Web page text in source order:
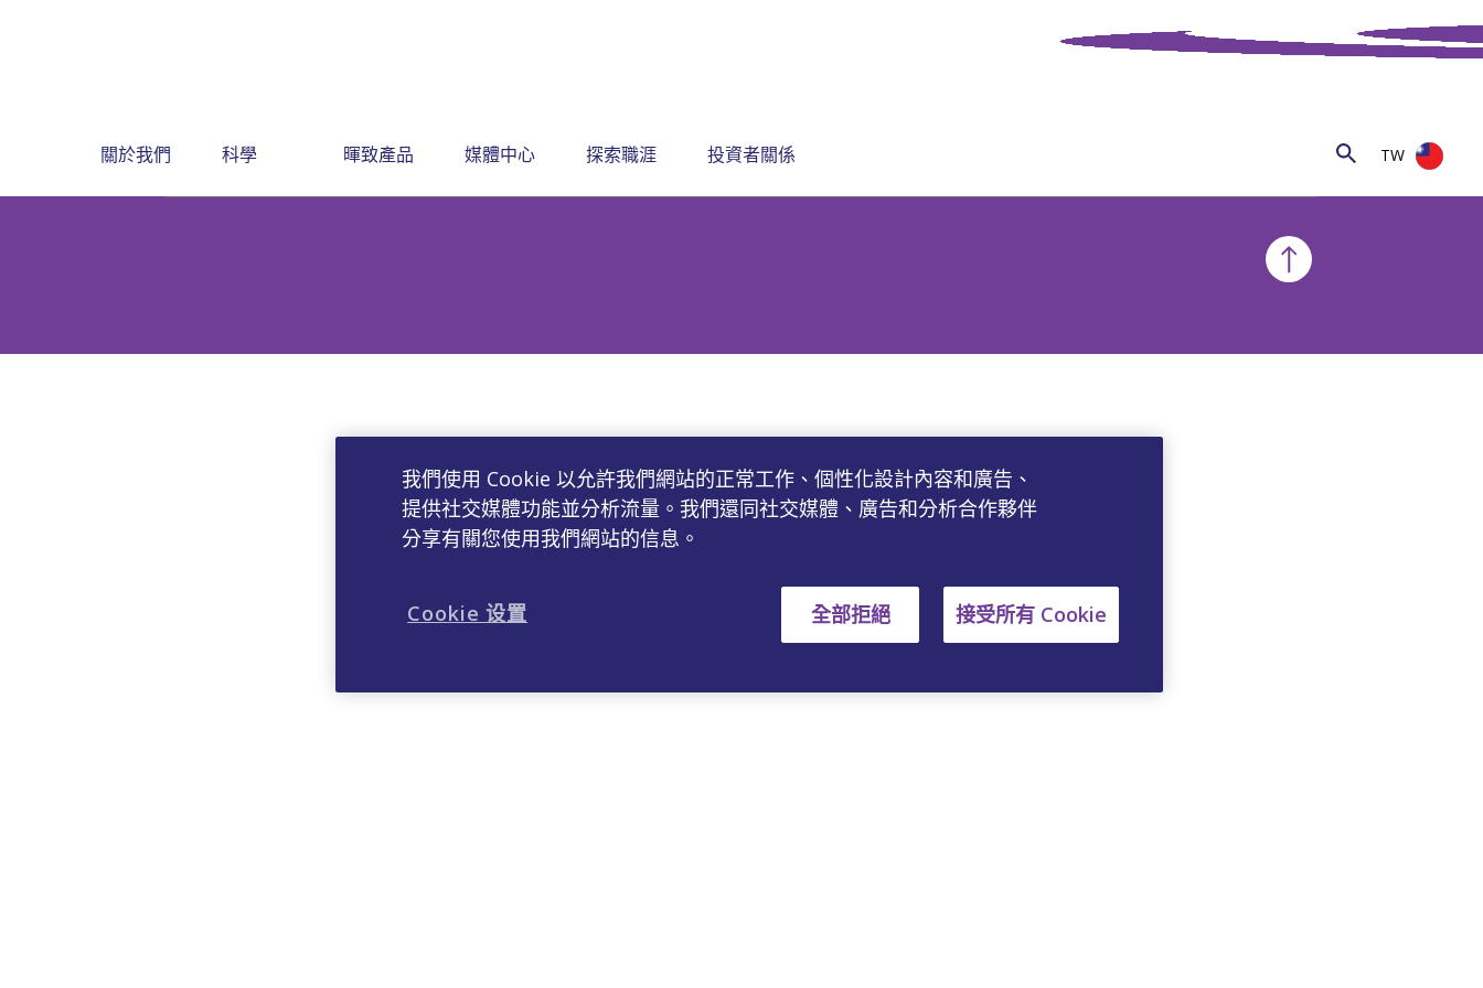
關於我們 科學 暉致產品 媒體中心 探索職涯 投資者關係 TW
我們使用 Cookie 以允許我們網站的正常工作、個性化設計內容和廣告、
提供社交媒體功能並分析流量。我們還同社交媒體、廣告和分析合作夥伴
分享有關您使用我們網站的信息。
全部拒絕 接受所有 Cookie
Cookie 设置